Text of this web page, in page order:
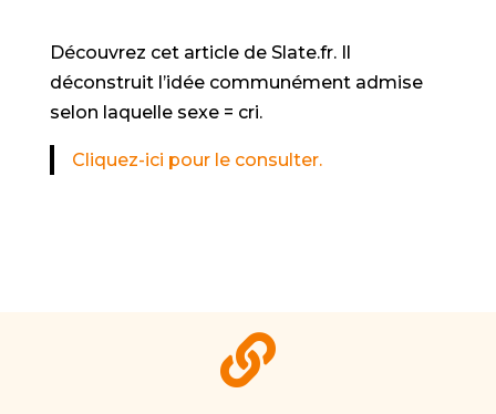
Découvrez cet article de Slate.fr. Il
déconstruit l’idée communément admise
selon laquelle sexe = cri.
Cliquez-ici pour le consulter.
